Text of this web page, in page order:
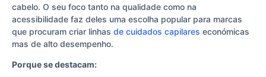
cabelo. O seu foco tanto na qualidade como na
acessibilidade faz deles uma escolha popular para marcas
que procuram criar linhas de cuidados capilares económicas
mas de alto desempenho.
Porque se destacam: